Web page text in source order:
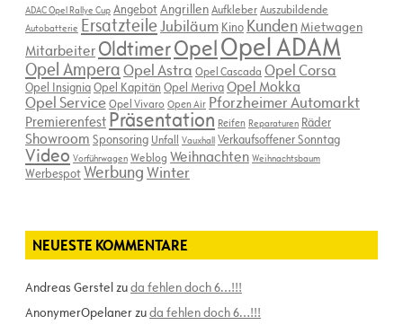
ADAC Opel Rallye Cup AngebotAngrillenAufkleberAuszubildende
Autobatterie ErsatzteileJubiläum Kino KundenMietwagen
Mitarbeiter OldtimerOpelOpel ADAM
Opel AmperaOpel Astra Opel Cascada Opel Corsa
Opel InsigniaOpel Kapitän Opel MerivaOpel Mokka
Opel ServiceOpel Vivaro Open Air Pforzheimer Automarkt
Premierenfest Präsentation Reifen Reparaturen Räder
Showroom Sponsoring Unfall Vauxhall Verkaufsoffener Sonntag
Video Vorführwagen Weblog Weihnachten Weihnachtsbaum
WerbespotWerbungWinter
NEUESTE KOMMENTARE
Andreas Gerstelzuda fehlen doch 6…!!!
AnonymerOpelanerzuda fehlen doch 6…!!!